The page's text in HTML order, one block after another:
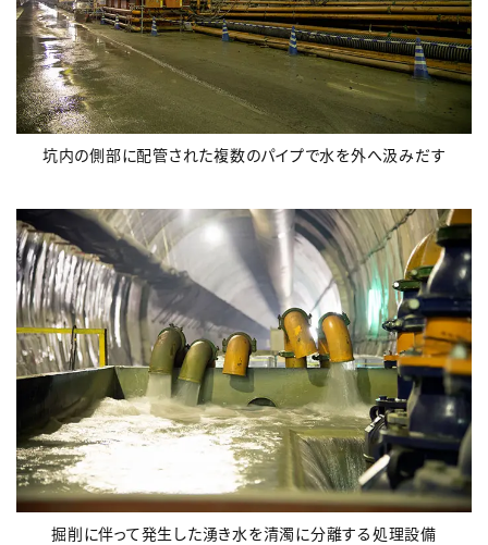
坑内の側部に配管された複数のパイプで水を外へ汲みだす
掘削に伴って発生した湧き水を清濁に分離する処理設備